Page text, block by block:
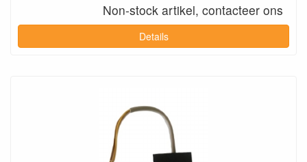
Non-stock artikel, contacteer ons
Details